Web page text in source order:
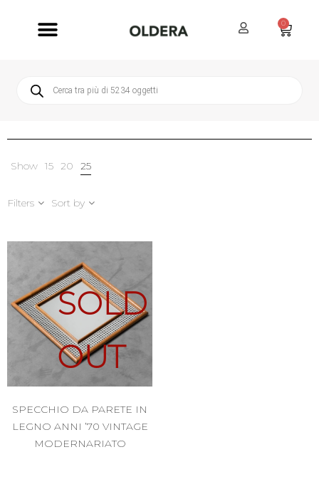
0
Show 15 20 25
Filters Sort by
SOLD
OUT
SPECCHIO DA PARETE IN
LEGNO ANNI ’70 VINTAGE
MODERNARIATO